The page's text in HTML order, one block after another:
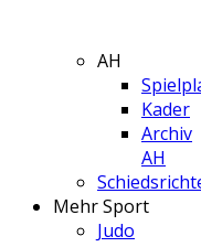
AH
Kader
Archiv
AH
Mehr Sport
Judo